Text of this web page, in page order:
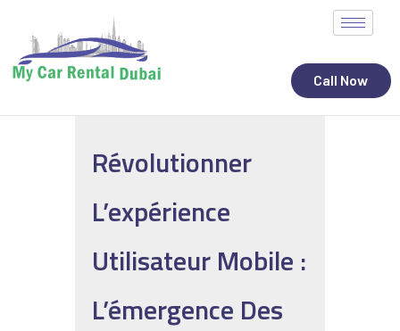
Call Now
ALL STATES
CAR RENTAL SERVICES
TOP BRANDS
CONTACT
Révolutionner
L’expérience
Utilisateur Mobile :
L’émergence Des